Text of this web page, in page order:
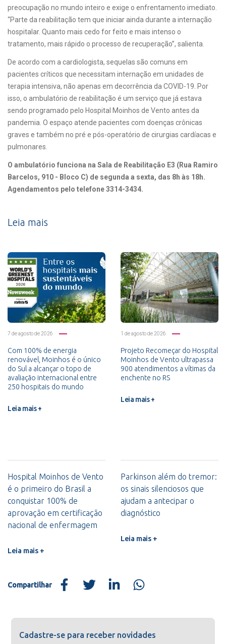
preocupação no mundo inteiro e exige o enfrentamento imediato.
“Parte da reabilitação tem que iniciar ainda durante a internação
hospitalar. Quanto mais cedo for feito e mais intenso o
tratamento, mais rápido o processo de recuperação”, salienta.
De acordo com a cardiologista, sequelas são comuns em
pacientes críticos que necessitam internação em unidades de
terapia intensiva, não apenas em decorrência da COVID-19. Por
isso, o ambulatório de reabilitação é um serviço que já estava
sendo programado pelo Hospital Moinhos de Vento antes da
pandemia. O espaço atende pacientes com doenças crônicas
graves e também no pré e pós-operatório de cirurgias cardíacas e
pulmonares.
O ambulatório funciona na Sala de Reabilitação E3 (Rua Ramiro
Barcelos, 910 - Bloco C) de segunda a sexta, das 8h às 18h.
Agendamentos pelo telefone 3314-3434.
Leia mais
7 de agosto de 2026
Com 100% de energia
renovável, Moinhos é o único
do Sul a alcançar o topo de
avaliação internacional entre
250 hospitais do mundo
Leia mais +
1 de agosto de 2026
Projeto Recomeçar do Hospital
Moinhos de Vento ultrapassa
900 atendimentos a vítimas da
enchente no RS
Leia mais +
Hospital Moinhos de Vento
é o primeiro do Brasil a
conquistar 100% de
aprovação em certificação
nacional de enfermagem
Leia mais +
Parkinson além do tremor:
os sinais silenciosos que
ajudam a antecipar o
diagnóstico
Leia mais +
Compartilhar
Cadastre-se para receber novidades